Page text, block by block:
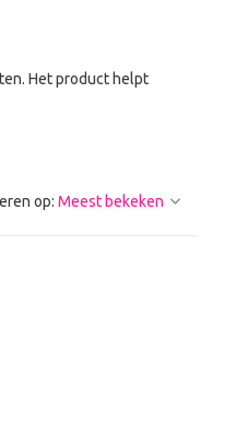
Het product helpt
op: